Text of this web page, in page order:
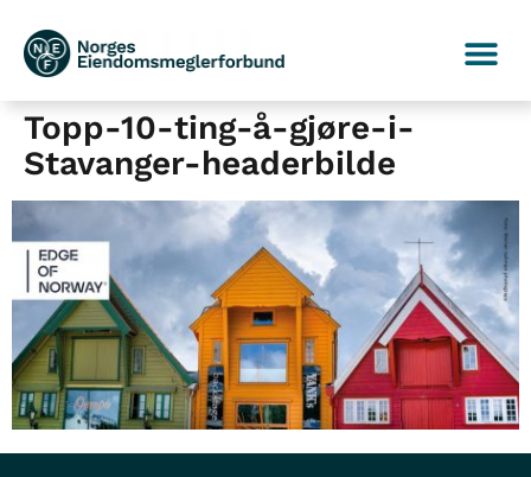
Topp-10-ting-å-gjøre-i-
Stavanger-headerbilde